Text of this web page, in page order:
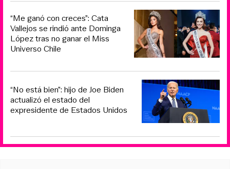
“Me ganó con creces”: Cata
Vallejos se rindió ante Dominga
López tras no ganar el Miss
Universo Chile
“No está bien”: hijo de Joe Biden
actualizó el estado del
expresidente de Estados Unidos